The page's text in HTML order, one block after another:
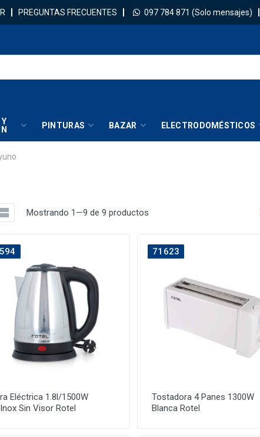
PREGUNTAS FRECUENTES 097 784 871 (Solo mensajes)
PINTURAS BAZAR ELECTRODOMÉSTICOS
Mostrando 1—9 de 9 productos
Eléctrica 1.8l/1500W
Sin Visor Rotel
71623
Tostadora 4 Panes 1300W
Blanca Rotel